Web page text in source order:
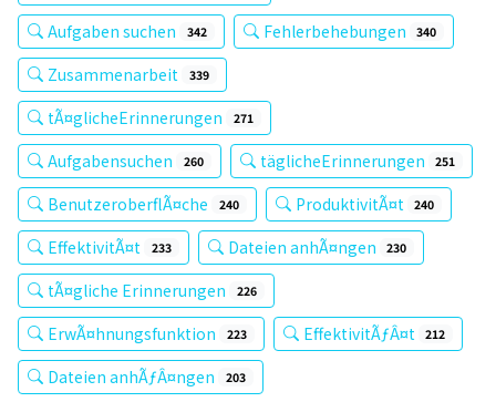
Aufgaben suchen 342 Fehlerbehebungen 340
Zusammenarbeit 339
tÃ¤glicheErinnerungen 271
Aufgabensuchen 260 täglicheErinnerungen 251
BenutzeroberflÃ¤che 240 ProduktivitÃ¤t 240
EffektivitÃ¤t 233 Dateien anhÃ¤ngen 230
tÃ¤gliche Erinnerungen 226
ErwÃ¤hnungsfunktion 223 EffektivitÃƒÂ¤t 212
Dateien anhÃƒÂ¤ngen 203